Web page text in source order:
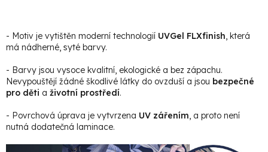
- Motiv je vytištěn moderní technologií UVGel FLXfinish, která
má nádherné, syté barvy.
- Barvy jsou vysoce kvalitní, ekologické a bez zápachu.
Nevypouštějí žádné škodlivé látky do ovzduší a jsou bezpečné
pro děti a životní prostředí.
- Povrchová úprava je vytvrzena UV zářením, a proto není
nutná dodatečná laminace.